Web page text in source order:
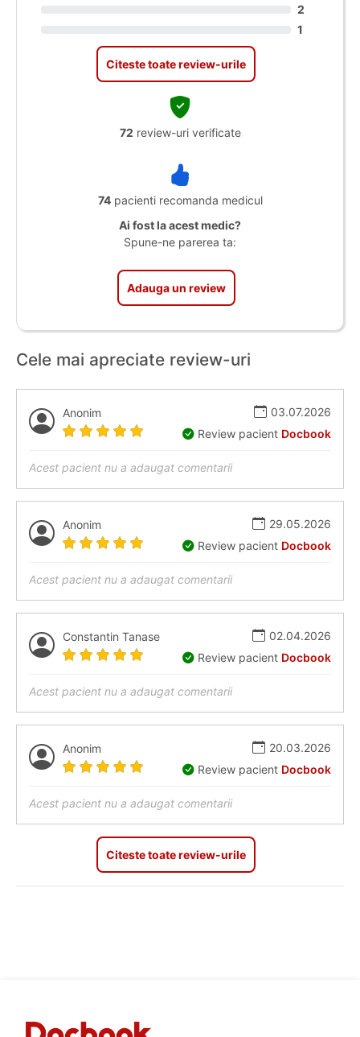
2
1
Citeste toate review-urile
72 review-uri verificate
74pacienti recomanda medicul
Ai fost la acest medic?
Spune-ne parerea ta:
Adauga un review
Cele mai apreciate review-uri
Anonim
03.07.2026
Review pacient Docbook
Acest pacient nu a adaugat comentarii
Anonim
29.05.2026
Review pacient Docbook
Acest pacient nu a adaugat comentarii
Constantin Tanase
02.04.2026
Review pacient Docbook
Acest pacient nu a adaugat comentarii
Anonim
20.03.2026
Review pacient Docbook
Acest pacient nu a adaugat comentarii
Citeste toate review-urile